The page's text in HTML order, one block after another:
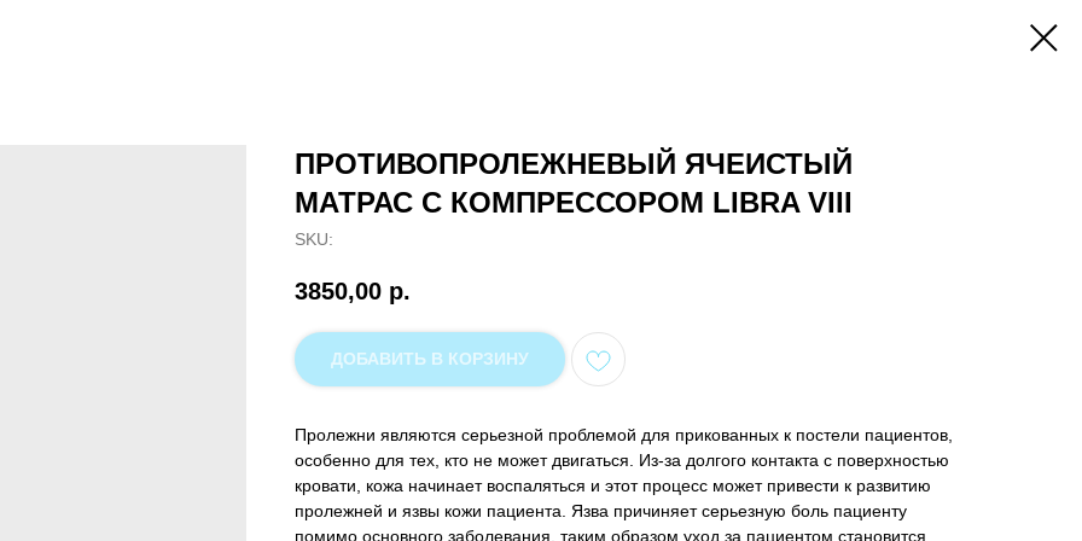
ПРОТИВОПРОЛЕЖНЕВЫЙ ЯЧЕИСТЫЙ
МАТРАС С КОМПРЕССОРОМ LIBRA VIII
SKU:
3850,00 р.
ДОБАВИТЬ В КОРЗИНУ
Пролежни являются серьезной проблемой для прикованных к постели пациентов,
особенно для тех, кто не может двигаться. Из-за долгого контакта с поверхностью
кровати, кожа начинает воспаляться и этот процесс может привести к развитию
пролежней и язвы кожи пациента. Язва причиняет серьезную боль пациенту
помимо основного заболевания, таким образом уход за пациентом становится